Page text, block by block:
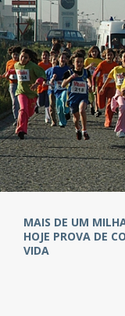
MAIS DE UM
HOJE PROVA DE
VIDA